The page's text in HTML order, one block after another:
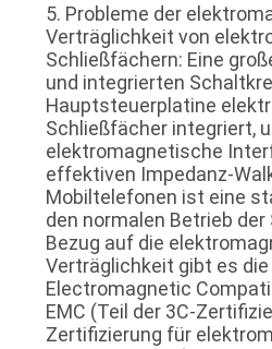
5. Probleme der
Verträglichkeit von
Schließfächern: Eine
und integrierten
Hauptsteuerplatine
Schließfächer integriert,
elektromagnetische
effektiven Impedanz-
Mobiltelefonen ist eine
den normalen Betrieb
Bezug auf die
Verträglichkeit gibt es die
Electromagnetic
EMC (Teil der 3C-
Zertifizierung für